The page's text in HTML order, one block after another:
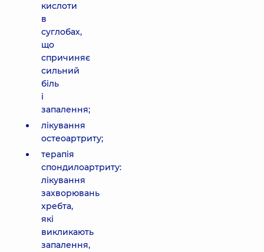
кислоти
в
суглобах,
що
спричиняє
сильний
біль
і
запалення;
лікування
остеоартриту;
терапія
спондилоартриту:
лікування
захворювань
хребта,
які
викликають
запалення,